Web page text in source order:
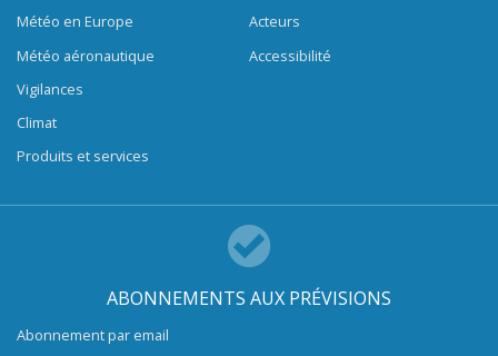
Météo en Europe
Météo aéronautique
Vigilances
Climat
Produits et services
Acteurs
Accessibilité
ABONNEMENTS AUX PRÉVISIONS
Abonnement par email